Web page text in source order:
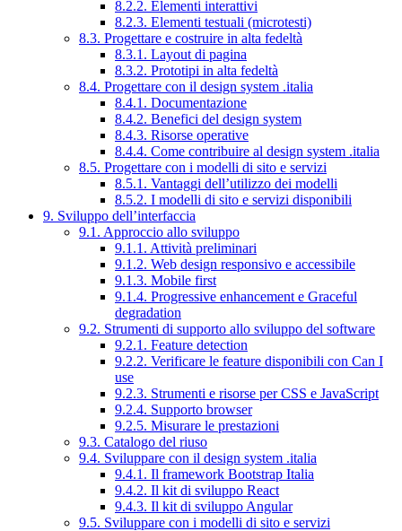
8.2.2. Elementi interattivi
8.2.3. Elementi testuali (microtesti)
8.3. Progettare e costruire in alta fedeltà
8.3.1. Layout di pagina
8.3.2. Prototipi in alta fedeltà
8.4. Progettare con il design system .italia
8.4.1. Documentazione
8.4.2. Benefici del design system
8.4.3. Risorse operative
8.4.4. Come contribuire al design system .italia
8.5. Progettare con i modelli di sito e servizi
8.5.1. Vantaggi dell’utilizzo dei modelli
8.5.2. I modelli di sito e servizi disponibili
9. Sviluppo dell’interfaccia
9.1. Approccio allo sviluppo
9.1.1. Attività preliminari
9.1.2. Web design responsivo e accessibile
9.1.3. Mobile first
9.1.4. Progressive enhancement e Graceful
degradation
9.2. Strumenti di supporto allo sviluppo del software
9.2.1. Feature detection
9.2.2. Verificare le feature disponibili con Can I
use
9.2.3. Strumenti e risorse per CSS e JavaScript
9.2.4. Supporto browser
9.2.5. Misurare le prestazioni
9.3. Catalogo del riuso
9.4. Sviluppare con il design system .italia
9.4.1. Il framework Bootstrap Italia
9.4.2. Il kit di sviluppo React
9.4.3. Il kit di sviluppo Angular
9.5. Sviluppare con i modelli di sito e servizi